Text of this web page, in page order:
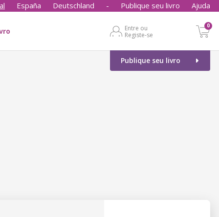
España Deutschland - Publique seu livro Ajuda
Entre ou
Registe-se
0
Publique seu livro